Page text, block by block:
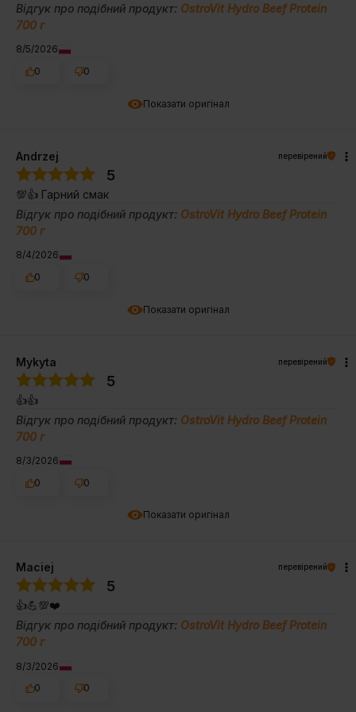
Показати оригінал
Відгук про подібний продукт: OstroVit Hydro Beef Protein
700 г
8/5/2026
0
0
Показати оригінал
Andrzej перевірений
5
💯👍️ Гарний смак
Відгук про подібний продукт: OstroVit Hydro Beef Protein
700 г
8/4/2026
0
0
Показати оригінал
Mykyta перевірений
5
👍️👍️
Відгук про подібний продукт: OstroVit Hydro Beef Protein
700 г
8/3/2026
0
0
Maciej перевірений
5
👍️💪💯❤️
Відгук про подібний продукт: OstroVit Hydro Beef Protein
700 г
8/3/2026
0
0